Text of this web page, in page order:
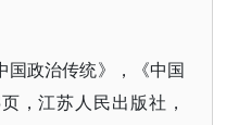
国政治传统》，《中国
，江苏人民出版社，